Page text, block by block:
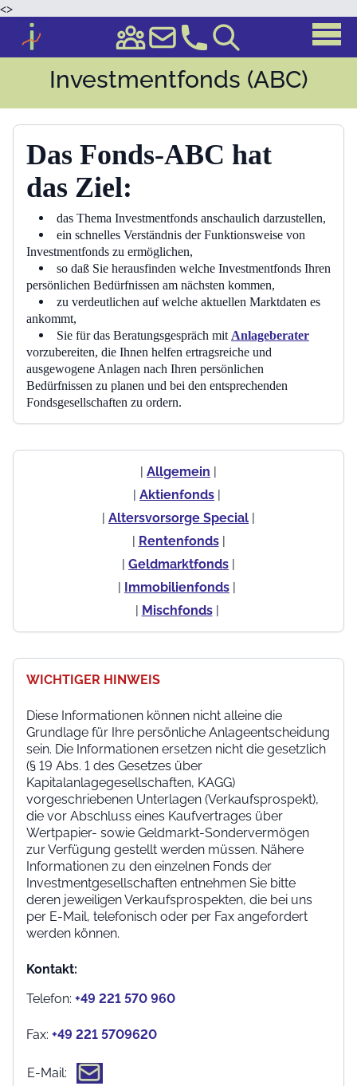
<>
Investmentfonds (ABC)
Das Fonds-ABC hat
das Ziel:
das Thema Investmentfonds anschaulich darzustellen,
ein schnelles Verständnis der Funktionsweise von
Investmentfonds zu ermöglichen,
so daß Sie herausfinden welche Investmentfonds Ihren
persönlichen Bedürfnissen am nächsten kommen,
zu verdeutlichen auf welche aktuellen Marktdaten es
ankommt,
Sie für das Beratungsgespräch mit Anlageberater
vorzubereiten, die Ihnen helfen ertragsreiche und
ausgewogene Anlagen nach Ihren persönlichen
Bedürfnissen zu planen und bei den entsprechenden
Fondsgesellschaften zu ordern.
| Allgemein |
| Aktienfonds |
| Altersvorsorge Special |
| Rentenfonds|
| Geldmarktfonds |
| Immobilienfonds |
| Mischfonds|
WICHTIGER HINWEIS
Diese Informationen können nicht alleine die
Grundlage für Ihre persönliche Anlageentscheidung
sein. Die Informationen ersetzen nicht die gesetzlich
(§ 19 Abs. 1 des Gesetzes über
Kapitalanlagegesellschaften, KAGG)
vorgeschriebenen Unterlagen (Verkaufsprospekt),
die vor Abschluss eines Kaufvertrages über
Wertpapier- sowie Geldmarkt-Sondervermögen
zur Verfügung gestellt werden müssen. Nähere
Informationen zu den einzelnen Fonds der
Investmentgesellschaften entnehmen Sie bitte
deren jeweiligen Verkaufsprospekten, die bei uns
per E-Mail, telefonisch oder per Fax angefordert
werden können.
Kontakt:
Telefon: +49 221 570 960
Fax: +49 221 5709620
E-Mail: